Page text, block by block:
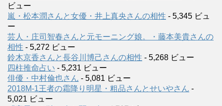
ビュー
嵐・松本潤さんと女優・井上真央さんの相性 - 5,345 ビュ
ー
芸人・庄司智春さんと元モーニング娘。・藤本美貴さんの
相性 - 5,272 ビュー
鈴木京香さんと長谷川博己さんの相性 - 5,268 ビュー
四柱推命占い - 5,231 ビュー
俳優・中村倫也さん - 5,081 ビュー
2018M-1王者の霜降り明星・粗品さんとせいやさん -
5,021 ビュー